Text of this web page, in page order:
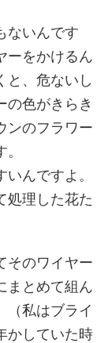
ないんです
ーをかけるん
と、危ないし
の色がきらき
ンのフラワー
んですよ。
処理した花た
そのワイヤー
まとめて組ん
（私はブライ
かしていた時